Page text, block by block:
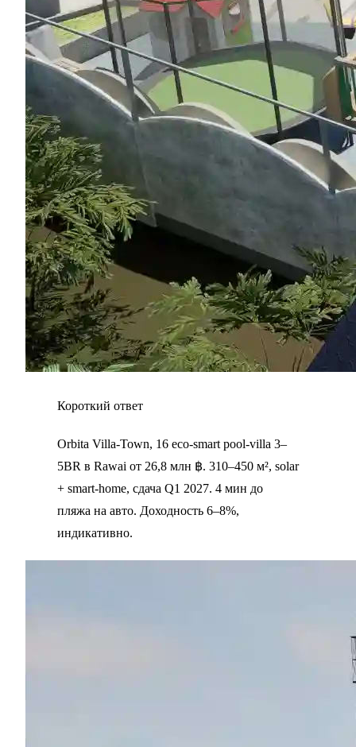
Короткий ответ
Orbita Villa-Town, 16 eco-smart pool-villa 3–
5BR в Rawai от 26,8 млн ฿. 310–450 м², solar
+ smart-home, сдача Q1 2027. 4 мин до
пляжа на авто. Доходность 6–8%,
индикативно.